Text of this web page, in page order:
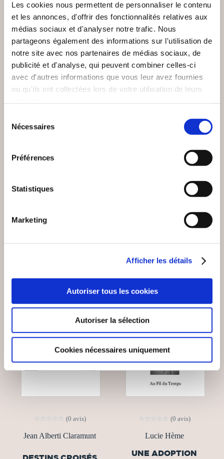
Les cookies nous permettent de personnaliser le contenu
et les annonces, d'offrir des fonctionnalités relatives aux
médias sociaux et d'analyser notre trafic. Nous
partageons également des informations sur l'utilisation de
notre site avec nos partenaires de médias sociaux, de
publicité et d'analyse, qui peuvent combiner celles-ci
avec d'autres informations que vous leur avez fournies
ou qu'ils ont collectées lors de votre utilisation de leurs
Nécessaires
Préférences
Statistiques
Marketing
Afficher les détails
Autoriser tous les cookies
Autoriser la sélection
Cookies nécessaires uniquement
NEW
JOCASTE 2.0
(24 avis)
Damien LANDEAU
TOURMENTES
(0 avis)
Jean Alberti Claramunt
(0 avis)
Lucie Hème
UNE ADOPTION